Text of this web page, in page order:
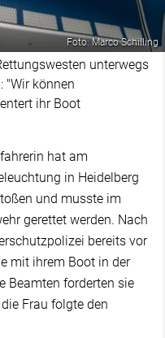
Foto: Marco Schilling
unterwegs
"Wir können
ihr Boot
hat am
in Heidelberg
und musste im
gerettet werden. Nach
bereits vor
mit ihrem Boot in der
Beamten forderten sie
Frau folgte den